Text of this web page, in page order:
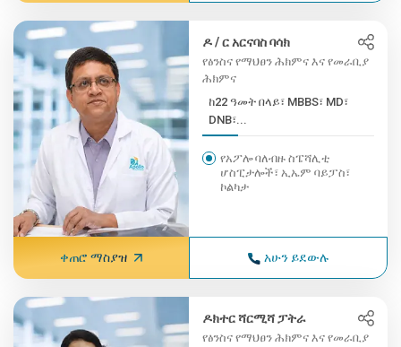
ዶ / ር አርናባስ ባሳክ
የፅንስና የማህፀን ሕክምና እና የመራቢያ
ሕክምና
ከ22 ዓመት በላይ፣ MBBS፣ MD፣
DNB፣...
የአፖሎ ባለብዙ ስፔሻሊቲ
ሆስፒታሎች፣ ኢኤም ባይፓስ፣
ኮልካታ
ቀጠሮ ማስያዝ አሁን ይደውሉ
ዶክተር ሻርሚሻ ፓትራ
የፅንስና የማህፀን ሕክምና እና የመራቢያ